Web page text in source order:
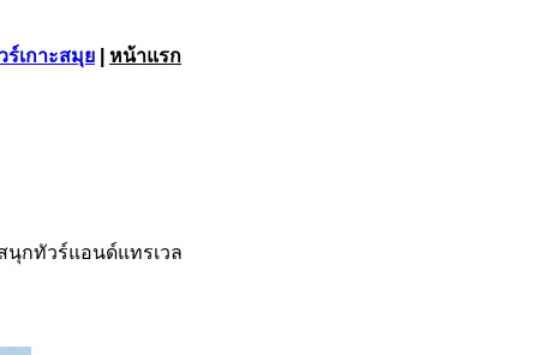
ร์เกาะสมุย หน้าแรก
นุกทัวร์แอนด์แทรเวล